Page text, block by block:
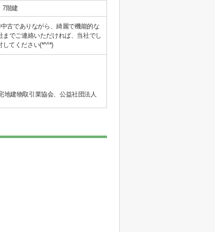
7階建
古でありながら、綺麗で機能的な
でご連絡いただければ、当社でし
てください(*^^*)
建物取引業協会、公益社団法人